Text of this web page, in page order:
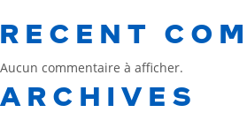
RECENT
Aucun commentaire à afficher.
ARCHIVES